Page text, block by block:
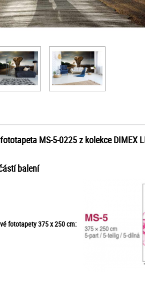
MS-5-0225 z kolekce
balení
fototapety 375 x 250 cm: